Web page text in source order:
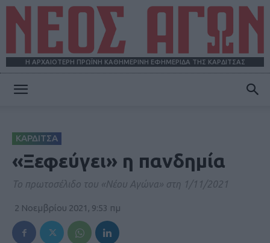
Η ΑΡΧΑΙΟΤΕΡΗ ΠΡΩΪΝΗ ΚΑΘΗΜΕΡΙΝΗ ΕΦΗΜΕΡΙΔΑ ΤΗΣ ΚΑΡΔΙΤΣΑΣ
ΚΑΡΔΙΤΣΑ
«Ξεφεύγει» η πανδημία
Το πρωτοσέλιδο του «Νέου Αγώνα» στη 1/11/2021
2 Νοεμβρίου 2021, 9:53 πμ